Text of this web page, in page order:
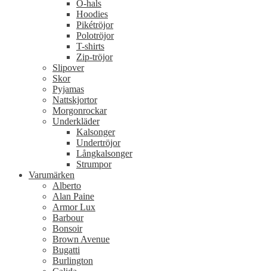
O-hals
Hoodies
Pikétröjor
Polotröjor
T-shirts
Zip-tröjor
Slipover
Skor
Pyjamas
Nattskjortor
Morgonrockar
Underkläder
Kalsonger
Undertröjor
Långkalsonger
Strumpor
Varumärken
Alberto
Alan Paine
Armor Lux
Barbour
Bonsoir
Brown Avenue
Bugatti
Burlington